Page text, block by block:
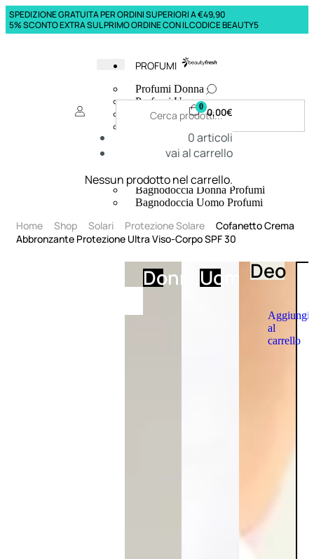
SPEDIZIONE GRATUITA PER ORDINI SUPERIORI A €49,90
5% SCONTO EXTRA SUL PRIMO ORDINE CON IL CODICE BEAUTY5
PROFUMI
Profumi Donna
Profumi Uomo
Deodoranti Donna
Corpo Donna
Corpo Uomo
Creme Mani
Bagnodoccia Donna Profumi
Bagnodoccia Uomo Profumi
DonnaUomoDeo
Aggiungi
al
carrello
0 0,00€
0articoli
vai al carrello
Nessun prodotto nel carrello.
Home Shop Solari Protezione Solare
Cofanetto Crema
Abbronzante Protezione Ultra Viso-Corpo SPF 30